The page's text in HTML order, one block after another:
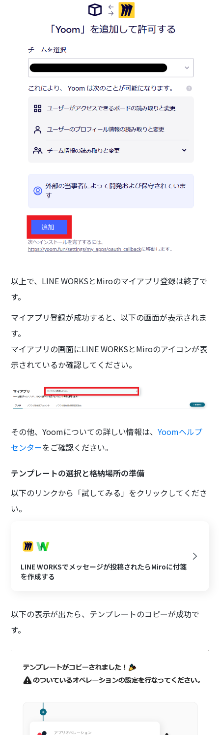
以上で、LINE WORKSとMiroのマイアプリ登録は終了で
す。
マイアプリ登録が成功すると、以下の画面が表示されま
す。
マイアプリの画面にLINE WORKSとMiroのアイコンが表
示されているか確認してください。
その他、Yoomについての詳しい情報は、Yoomヘルプ
センターをご確認ください。
テンプレートの選択と格納場所の準備
以下のリンクから「試してみる」をクリックしてくださ
い。
LINE WORKSでメッセージが投稿されたらMiroに付箋
を作成する
以下の表示が出たら、テンプレートのコピーが成功で
す。